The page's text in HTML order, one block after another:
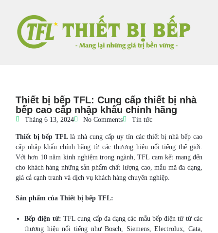
Thiết bị bếp TFL: Cung cấp thiết bị nhà
bếp cao cấp nhập khẩu chính hãng
Tháng 6 13, 2024 No Comments Tin tức
Thiết bị bếp TFLlà nhà cung cấp uy tín các thiết bị nhà bếp cao
cấp nhập khẩu chính hãng từ các thương hiệu nổi tiếng thế giới.
Với hơn 10 năm kinh nghiệm trong ngành, TFL cam kết mang đến
cho khách hàng những sản phẩm chất lượng cao, mẫu mã đa dạng,
giá cả cạnh tranh và dịch vụ khách hàng chuyên nghiệp.
Sản phẩm của Thiết bị bếp TFL:
Bếp điện từ: TFL cung cấp đa dạng các mẫu bếp điện từ từ các
thương hiệu nổi tiếng như Bosch, Siemens, Electrolux, Cata,